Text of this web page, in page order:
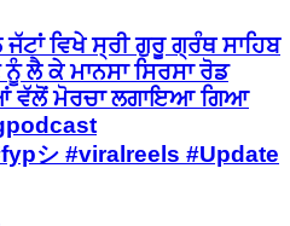
ਜੱਟਾਂ ਵਿਖੇ ਸ੍ਰੀ ਗੁਰੂ ਗ੍ਰੰਥ ਸਾਹਿਬ
ਲੈ ਕੇ ਮਾਨਸਾ ਸਿਰਸਾ ਰੋਡ
ਵੱਲੋਂ ਮੋਰਚਾ ਲਗਾਇਆ ਗਿਆ
シ #viralreels #Update